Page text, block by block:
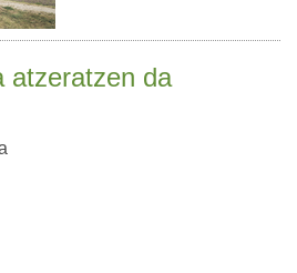
atzeratzen da